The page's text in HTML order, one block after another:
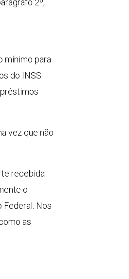
2º,
mínimo para
do INSS
vez que não
recebida
o
Federal. Nos
as